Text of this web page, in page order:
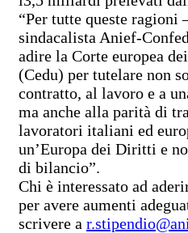
“Per tutte queste ragioni
sindacalista Anief-
adire la Corte europea
(Cedu) per tutelare non
contratto, al lavoro e a
ma anche alla parità di
lavoratori italiani ed
un’Europa dei Diritti e
di bilancio”.
Chi è interessato ad
per avere aumenti
scrivere a